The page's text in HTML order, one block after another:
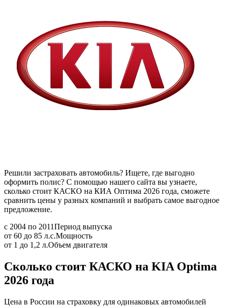
Решили застраховать автомобиль? Ищете, где выгодно
оформить полис? С помощью нашего сайта вы узнаете,
сколько стоит КАСКО на КИА Оптима 2026 года, сможете
сравнить цены у разных компаний и выбрать самое выгодное
предложение.
с 2004 по 2011Период выпуска
от 60 до 85 л.с.Мощность
от 1 до 1,2 л.Объем двигателя
Сколько стоит КАСКО на KIA Optima
2026 года
Цена в России на страховку для одинаковых автомобилей